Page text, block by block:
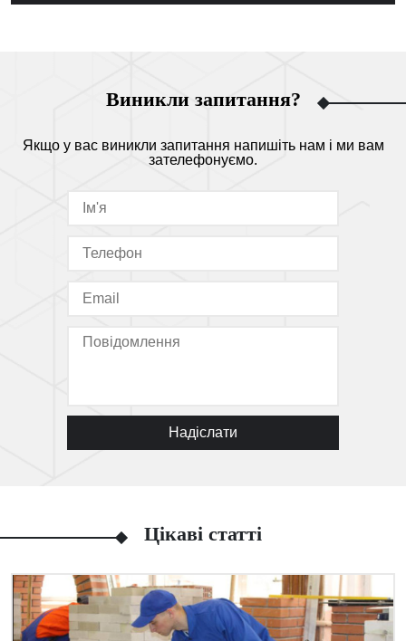
Виникли запитання?
Якщо у вас виникли запитання напишіть нам і ми вам
зателефонуємо.
Надіслати
Цікаві статті